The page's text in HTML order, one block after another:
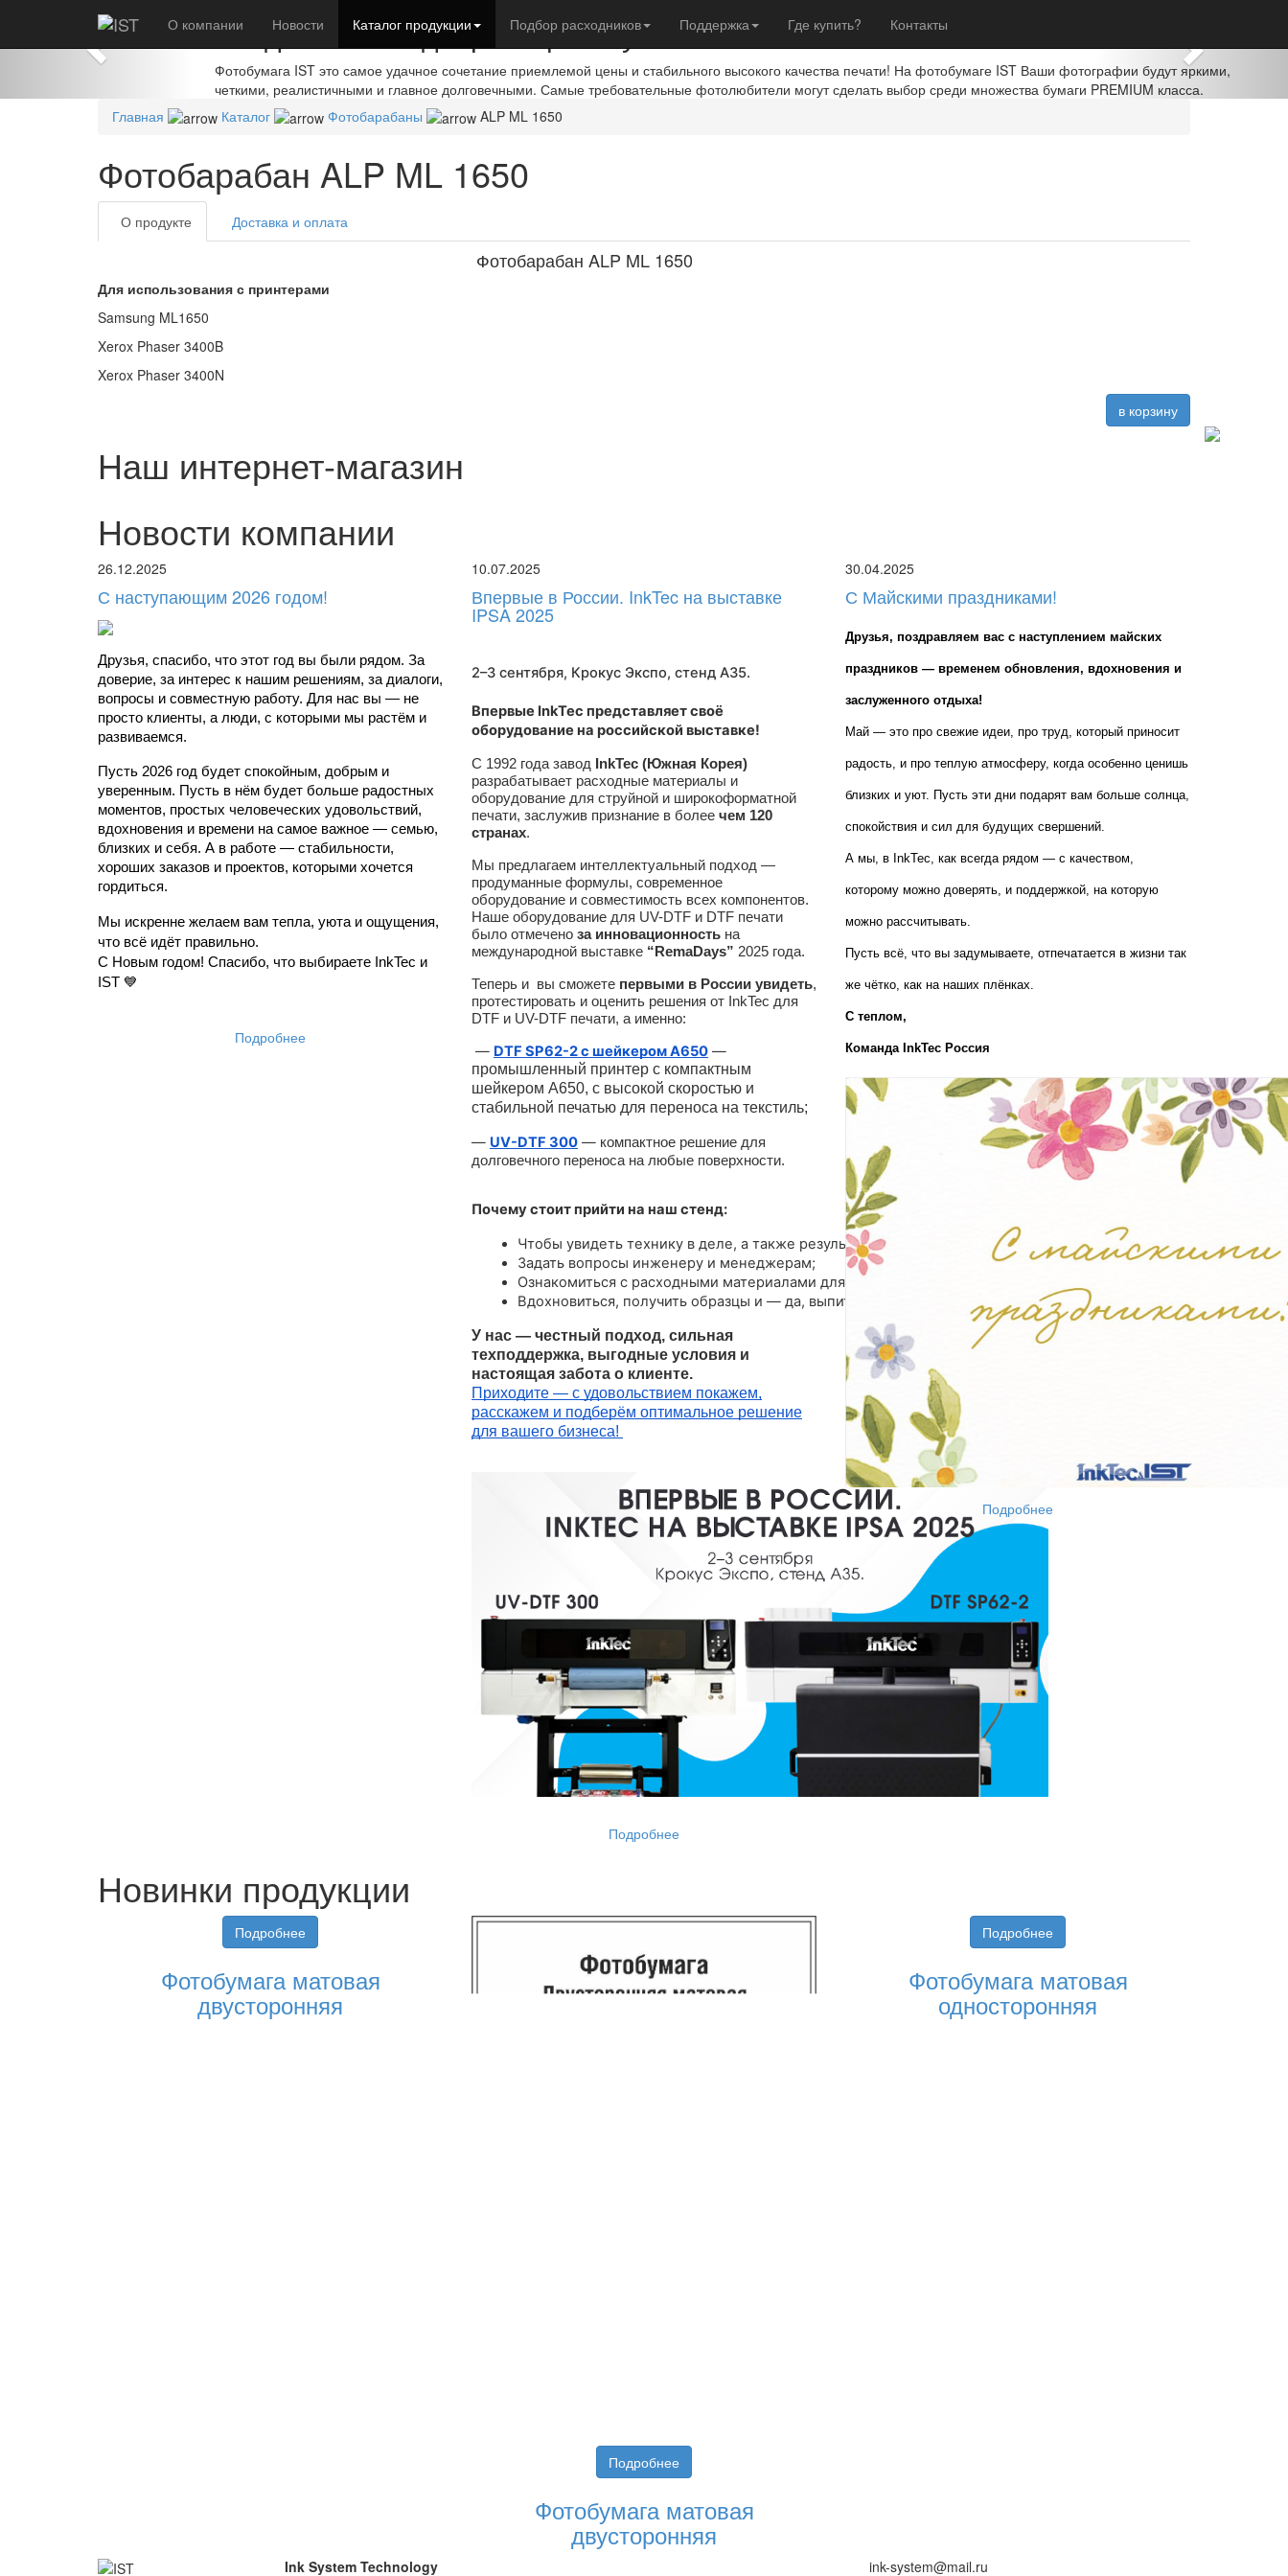
О компании Новости Каталог продукции Подбор расходников Поддержка Где купить? Контакты
Создавайте шедевры с фотобумагой IST
Фотобумага IST это самое удачное сочетание приемлемой цены и стабильного высокого качества печати! На фотобумаге IST Ваши фотографии будут яркими,
четкими, реалистичными и главное долговечными. Самые требовательные фотолюбители могут сделать выбор среди множества бумаги PREMIUM класса.
Previous
Главная Каталог Фотобарабаны ALP ML 1650
Фотобарабан ALP ML 1650
О продукте Доставка и оплата
Фотобарабан ALP ML 1650
Для использования с принтерами
Samsung ML1650
Xerox Phaser 3400B
Xerox Phaser 3400N
в корзину
Наш интернет-магазин
Новости компании
26.12.2025
С наступающим 2026 годом!
Друзья, спасибо, что этот год вы были рядом. За
доверие, за интерес к нашим решениям, за диалоги,
вопросы и совместную работу. Для нас вы — не
просто клиенты, а люди, с которыми мы растём и
развиваемся.
Пусть 2026 год будет спокойным, добрым и
уверенным. Пусть в нём будет больше радостных
моментов, простых человеческих удовольствий,
вдохновения и времени на самое важное — семью,
близких и себя. А в работе — стабильности,
хороших заказов и проектов, которыми хочется
гордиться.
Мы искренне желаем вам тепла, уюта и ощущения,
что всё идёт правильно.
С Новым годом! Спасибо, что выбираете InkTec и
IST 💙
Подробнее
10.07.2025
Впервые в России. InkTec на выставке
IPSA 2025
2–3 сентября, Крокус Экспо, стенд A35.
Впервые InkTec представляет своё
оборудование на российской выставке!
С 1992 года завод InkTec (Южная Корея)
разрабатывает расходные материалы и
оборудование для струйной и широкоформатной
печати, заслужив признание в более чем 120
странах.
Мы предлагаем интеллектуальный подход —
продуманные формулы, современное
оборудование и совместимость всех компонентов.
Наше оборудование для UV-DTF и DTF печати
было отмечено за инновационность на
международной выставке “RemaDays” 2025 года.
Теперь и вы сможете первыми в России увидеть,
протестировать и оценить решения от InkTec для
DTF и UV-DTF печати, а именно:
— DTF SP62-2 с шейкером A650 —
промышленный принтер с компактным
шейкером А650, с высокой скоростью и
стабильной печатью для переноса на текстиль;
— UV-DTF 300 — компактное решение для
долговечного переноса на любые поверхности.
Почему стоит прийти на наш стенд:
Чтобы увидеть технику в деле, а также результат печати;
Задать вопросы инженеру и менеджерам;
Ознакомиться с расходными материалами для UV-DTF, DTF и широкоформатной печати;
Вдохновиться, получить образцы и — да, выпить хорошего кофе:)
У нас — честный подход, сильная
техподдержка, выгодные условия и
настоящая забота о клиенте.
Приходите — с удовольствием покажем,
расскажем и подберём оптимальное решение
для вашего бизнеса!
Подробнее
30.04.2025
С Майскими праздниками!
Друзья, поздравляем вас с наступлением майских
праздников — временем обновления, вдохновения и
заслуженного отдыха!
Май — это про свежие идеи, про труд, который приносит
радость, и про теплую атмосферу, когда особенно ценишь
близких и уют. Пусть эти дни подарят вам больше солнца,
спокойствия и сил для будущих свершений.
А мы, в InkTec, как всегда рядом — с качеством,
которому можно доверять, и поддержкой, на которую
можно рассчитывать.
Пусть всё, что вы задумываете, отпечатается в жизни так
же чётко, как на наших плёнках.
С теплом,
Команда InkTec Россия
Подробнее
Новинки продукции
Подробнее
Фотобумага матовая
двусторонняя
Подробнее
Фотобумага матовая
двусторонняя
Подробнее
Фотобумага матовая
односторонняя
Ink System Technology ink-system@mail.ru